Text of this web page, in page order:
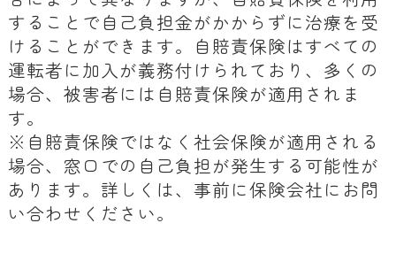
することで自己負担金がかからずに治療を受
けることができます。自賠責保険はすべての
運転者に加入が義務付けられており、多くの
場合、被害者には自賠責保険が適用されま
す。
※自賠責保険ではなく社会保険が適用される
場合、窓口での自己負担が発生する可能性が
あります。詳しくは、事前に保険会社にお問
い合わせください。